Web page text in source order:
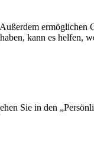
kann es helfen,
Sie in den